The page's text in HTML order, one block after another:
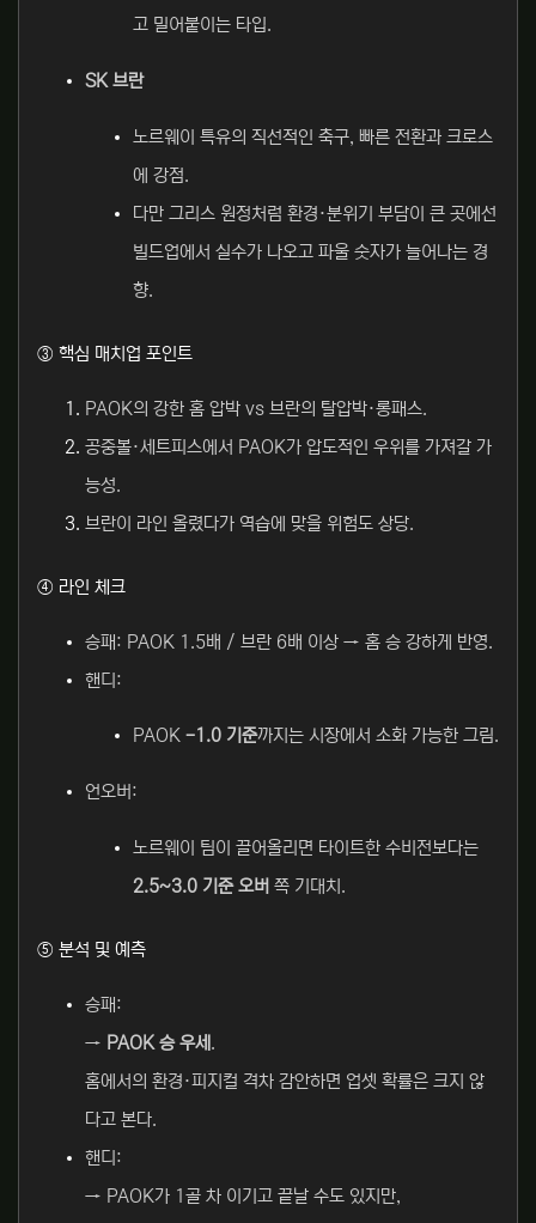
고 밀어붙이는 타입.
SK 브란
노르웨이 특유의 직선적인 축구, 빠른 전환과 크로스
에 강점.
다만 그리스 원정처럼 환경·분위기 부담이 큰 곳에선
빌드업에서 실수가 나오고 파울 숫자가 늘어나는 경
향.
③ 핵심 매치업 포인트
PAOK의 강한 홈 압박 vs 브란의 탈압박·롱패스.
공중볼·세트피스에서 PAOK가 압도적인 우위를 가져갈 가
능성.
브란이 라인 올렸다가 역습에 맞을 위험도 상당.
④ 라인 체크
승패: PAOK 1.5배 / 브란 6배 이상 → 홈 승 강하게 반영.
핸디:
PAOK -1.0 기준까지는 시장에서 소화 가능한 그림.
언오버:
노르웨이 팀이 끌어올리면 타이트한 수비전보다는
2.5~3.0 기준 오버 쪽 기대치.
⑤ 분석 및 예측
승패:
→ PAOK 승 우세 .
홈에서의 환경·피지컬 격차 감안하면 업셋 확률은 크지 않
다고 본다.
핸디:
→ PAOK가 1골 차 이기고 끝날 수도 있지만,